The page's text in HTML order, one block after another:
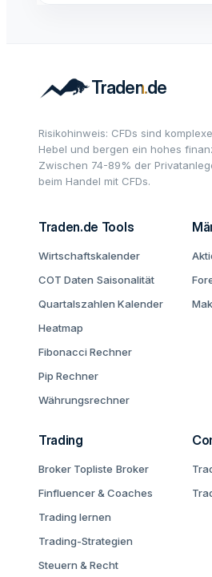
Risikohinweis: CFDs sind
Hebel und bergen ein hohes
Zwischen 74-89% der
beim Handel mit CFDs.
Traden.de Tools
Wirtschaftskalender
COT Daten Saisonalität
Quartalszahlen Kalender
Heatmap
Fibonacci Rechner
Pip Rechner
Währungsrechner
Trading
Broker Topliste Broker
Finfluencer & Coaches
Trading lernen
Trading-Strategien
Steuern & Recht